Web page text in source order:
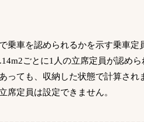
乗車を認められるかを示す乗車定
ごとに1人の立席定員が認め
っても、収納した状態で計算され
席定員は設定できません。